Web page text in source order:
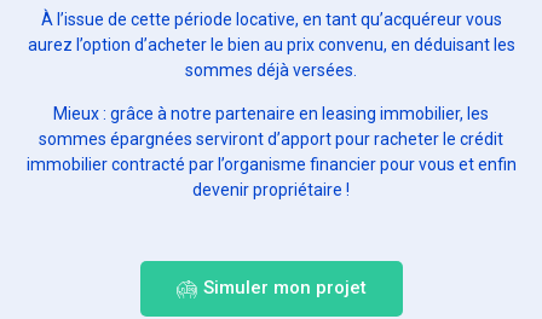
À l’issue de cette période locative, en tant qu’acquéreur vous
aurez l’option d’acheter le bien au prix convenu, en déduisant les
sommes déjà versées.
Mieux : grâce à notre partenaire en leasing immobilier, les
sommes épargnées serviront d’apport pour racheter le crédit
immobilier contracté par l’organisme financier pour vous et enfin
devenir propriétaire !
Simuler mon projet